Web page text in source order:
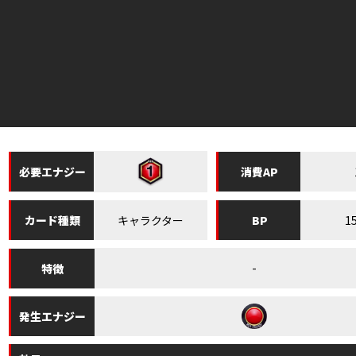
必要エナジー 消費AP
カード種類 キャラクター BP
特徴 -
発生エナジー